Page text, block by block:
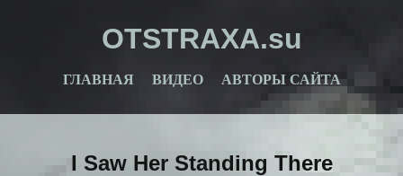
OTSTRAXA.su
ГЛАВНАЯ ВИДЕО АВТОРЫ САЙТА
I Saw Her Standing There